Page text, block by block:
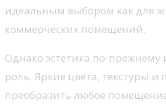
идеальным выбором как для
коммерческих помещений.
Однако эстетика по-прежнему
роль. Яркие цвета, текстуры и
преобразить любое